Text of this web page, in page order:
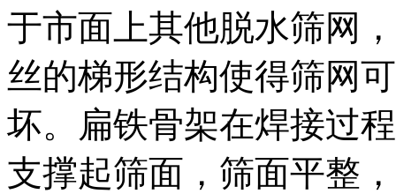
于市面上其他脱水筛网
丝的梯形结构使得筛网
坏。扁铁骨架在焊接过
支撑起筛面，筛面平整